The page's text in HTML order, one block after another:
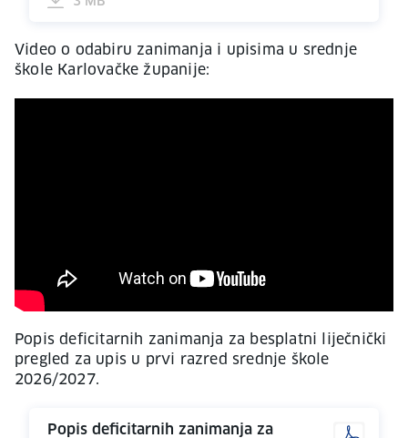
Video o odabiru zanimanja i upisima u srednje
škole Karlovačke županije:
Popis deficitarnih zanimanja za besplatni liječnički
pregled za upis u prvi razred srednje škole
2026/2027.
Popis deficitarnih zanimanja za